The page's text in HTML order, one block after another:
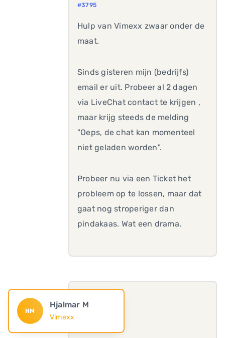
#3795
Hulp van Vimexx zwaar onder de
maat.
Sinds gisteren mijn (bedrijfs)
email er uit. Probeer al 2 dagen
via LiveChat contact te krijgen ,
maar krijg steeds de melding
"Oeps, de chat kan momenteel
niet geladen worden".
Probeer nu via een Ticket het
probleem op te lossen, maar dat
gaat nog stroperiger dan
pindakaas. Wat een drama.
HM
Hjalmar M
Vimexx